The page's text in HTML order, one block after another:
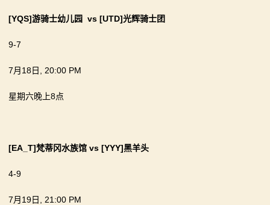
[YQS]游骑士幼儿园 vs [UTD]光辉骑士团
9-7
7月18日, 20:00 PM
星期六晚上8点
[EA_T]梵蒂冈水族馆 vs [YYY]黑羊头
4-9
7月19日, 21:00 PM